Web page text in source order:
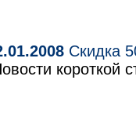
Скидка
короткой